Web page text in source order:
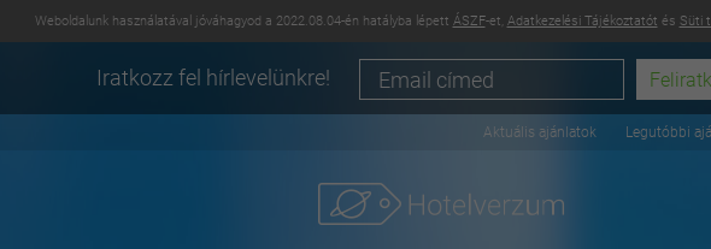
Weboldalunk használatával jóváhagyod a 2022.08.04-én hatályba lépett ÁSZF-et, Adatkezelési Tájékoztatót és Süti
Iratkozz fel hírlevelünkre!
Aktuális ajánlatok Legutóbbi